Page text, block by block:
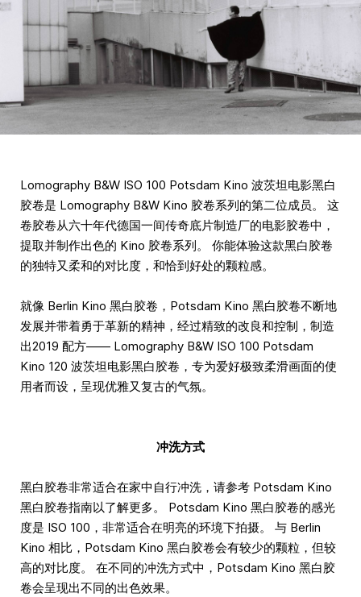
Lomography B&W ISO 100 Potsdam Kino 波茨坦电影黑白
胶卷是 Lomography B&W Kino 胶卷系列的第二位成员。 这
卷胶卷从六十年代德国一间传奇底片制造厂的电影胶卷中，
提取并制作出色的 Kino 胶卷系列。 你能体验这款黑白胶卷
的独特又柔和的对比度，和恰到好处的颗粒感。
就像 Berlin Kino 黑白胶卷，Potsdam Kino 黑白胶卷不断地
发展并带着勇于革新的精神，经过精致的改良和控制，制造
出2019 配方—— Lomography B&W ISO 100 Potsdam
Kino 120 波茨坦电影黑白胶卷，专为爱好极致柔滑画面的使
用者而设，呈现优雅又复古的气氛。
冲洗方式
黑白胶卷非常适合在家中自行冲洗，请参考 Potsdam Kino
黑白胶卷指南以了解更多。 Potsdam Kino 黑白胶卷的感光
度是 ISO 100，非常适合在明亮的环境下拍摄。 与 Berlin
Kino 相比，Potsdam Kino 黑白胶卷会有较少的颗粒，但较
高的对比度。 在不同的冲洗方式中，Potsdam Kino 黑白胶
卷会呈现出不同的出色效果。